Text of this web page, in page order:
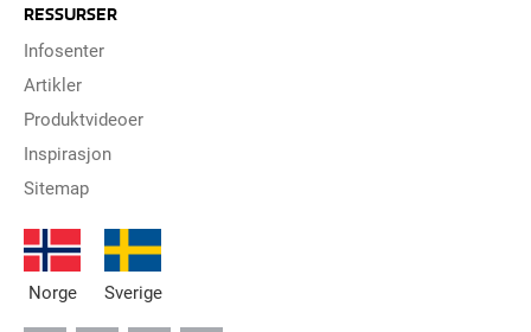
RESSURSER
Infosenter
Artikler
Produktvideoer
Inspirasjon
Sitemap
Norge Sverige